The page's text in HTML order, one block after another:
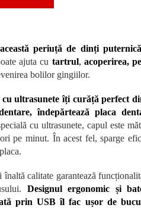
periuță de dinți
ajuta cu tartrul, acoperirea,
bolilor gingiilor.
ultrasunete îți curăță perfect
îndepărtează placa
cu ultrasunete, capul este
pe minut. În acest fel, sparge
înaltă calitate garantează
Designul ergonomic și
prin USB îl fac ușor de